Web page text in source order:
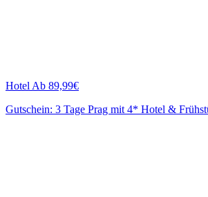
Hotel Ab 89,99€
Gutschein: 3 Tage Prag mit 4* Hotel &